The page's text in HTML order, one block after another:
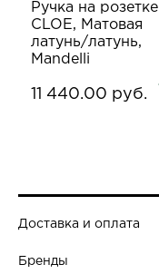
Ручка на розетке
CLOE, Матовая
латунь/латунь,
Mandelli
11 440.00 руб.
Доставка и оплата
Бренды